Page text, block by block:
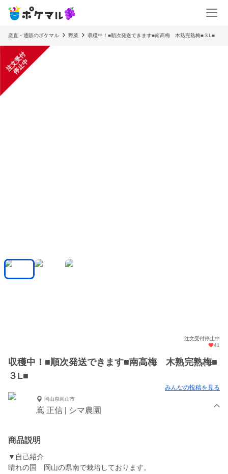
産直・通販のポケマル 野菜 収穫中！■順次発送できます■南高梅 木熟完熟梅■３L■
注
文
受
付
停
止
中
注文受付停止中
41
収穫中！■順次発送できます■南高梅 木熟完熟梅■
３L■
みんなの投稿を見る
岡山県岡山市
嶌 正信 | シマ農園
商品説明
▼自己紹介
晴れの国 岡山の県南で栽培しております。